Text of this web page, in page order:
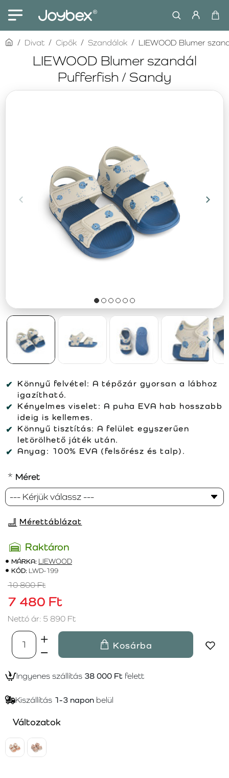
LIEWOOD Blumer szandál
Pufferfish / Sandy
homeDivat Cipők Szandálok LIEWOOD Blumer
Könnyű felvétel: A tépőzár gyorsan a lábhoz
igazítható.
Kényelmes viselet: A puha EVA hab hosszabb
ideig is kellemes.
Könnyű tisztítás: A felület egyszerűen
letörölhető játék után.
Anyag: 100% EVA (felsőrész és talp).
Raktáron
MÁRKA: LIEWOOD
KÓD: LWD-199
7 480 Ft
10 800 Ft
Nettó ár: 5 890 Ft
Méret
Kosárba
Mérettáblázat
Ingyenes szállítás 38 000 Ft felett
Kiszállítás 1-3 napon belül
Változatok